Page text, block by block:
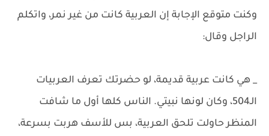
وكنت متوقع الإجابة إن العربية كانت من غير نمر، واتكلم
الراجل وقال:
_ هي كانت عربية قديمة، لو حضرتك تعرف العربيات
الـ504، وكان لونها نبيتي. الناس كلها أول ما شافت
المنظر حاولت تلحق العربية، بس للأسف هربت بسرعة،